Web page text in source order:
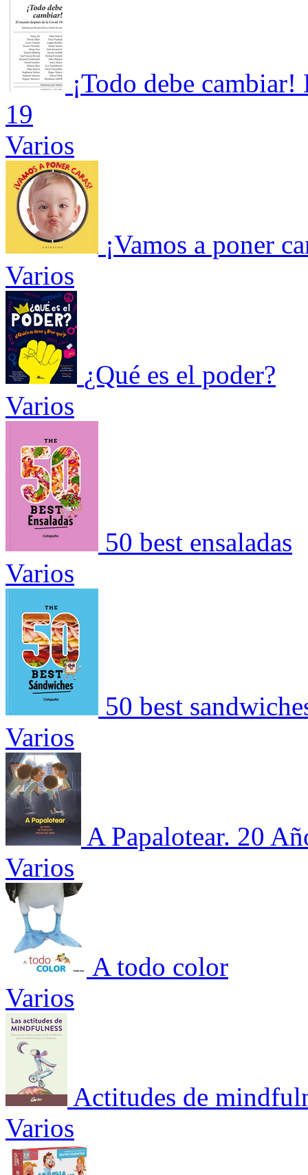
¡Todo debe
19
Varios
¡Vamos a poner
Varios
¿Qué es el poder?
Varios
50 best ensaladas
Varios
50 best
Varios
A Papalotear. 20
Varios
A todo color
Varios
Actitudes de
Varios